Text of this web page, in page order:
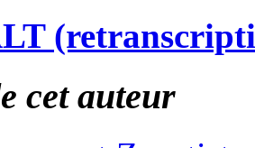
cet auteur